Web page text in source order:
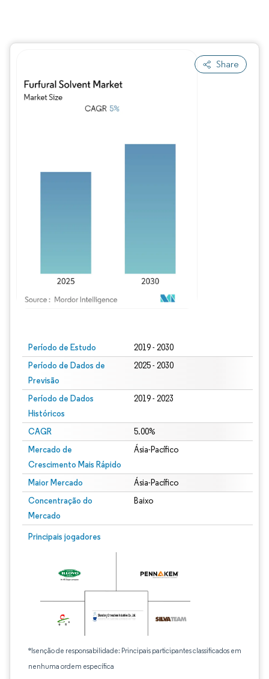
Share
Período de Estudo 2019 - 2030
Período de Dados de
Previsão
2025 - 2030
Período de Dados
Históricos
2019 - 2023
CAGR 5.00%
Mercado de
Crescimento Mais Rápido
Ásia-Pacífico
Maior Mercado Ásia-Pacífico
Concentração do
Mercado
Baixo
Principais jogadores
*Isenção de responsabilidade: Principais participantes classificados em
nenhuma ordem específica